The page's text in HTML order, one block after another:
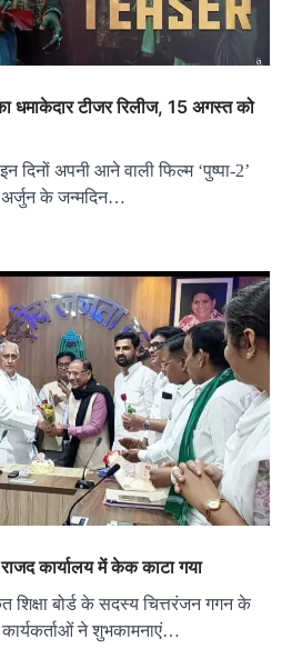
धमाकेदार टीजर रिलीज, 15 अगस्त को
दिनों अपनी आने वाली फिल्म ‘पुष्पा-2’
के जन्मदिन…
कार्यालय में केक काटा गया
शिक्षा बोर्ड के सदस्य चित्तरंजन गगन के
ने शुभकामनाएं…